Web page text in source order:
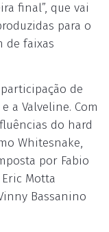
final”, que vai
para o
de faixas
de
a Valveline. Com
do hard
Whitesnake,
por Fabio
Motta
Bassanino